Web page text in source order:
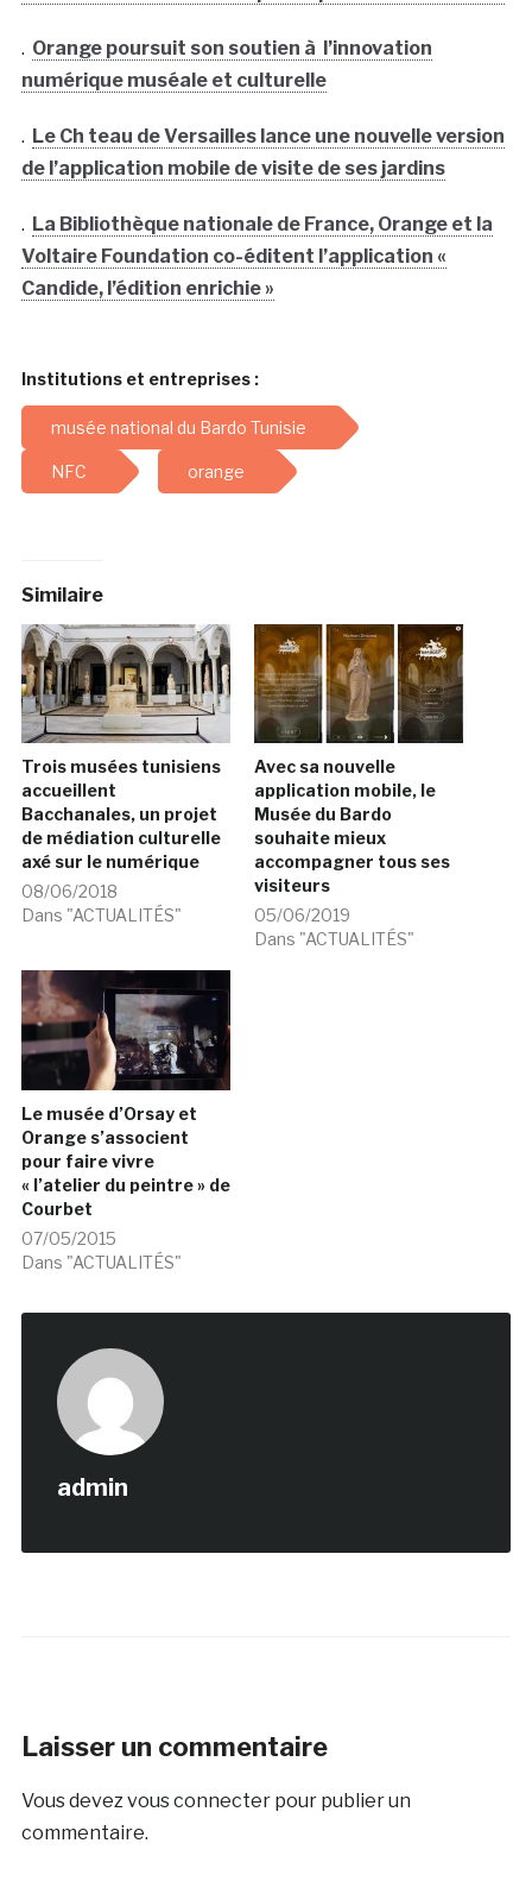
. Orange poursuit son soutien à l’innovation
numérique muséale et culturelle
. Le Ch teau de Versailles lance une nouvelle version
de l’application mobile de visite de ses jardins
. La Bibliothèque nationale de France, Orange et la
Voltaire Foundation co-éditent l’application «
Candide, l’édition enrichie »
Institutions et entreprises :
musée national du Bardo Tunisie
NFC orange
Similaire
Trois musées tunisiens
accueillent
Bacchanales, un projet
de médiation culturelle
axé sur le numérique
08/06/2018
Dans "ACTUALITÉS"
Avec sa nouvelle
application mobile, le
Musée du Bardo
souhaite mieux
accompagner tous ses
visiteurs
05/06/2019
Dans "ACTUALITÉS"
Le musée d’Orsay et
Orange s’associent
pour faire vivre
« l’atelier du peintre » de
Courbet
07/05/2015
Dans "ACTUALITÉS"
admin
Laisser un commentaire
Vous devezvous connecterpour publier un
commentaire.